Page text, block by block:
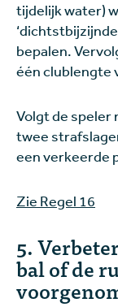
tijdelijk water)
bepalen.
één clublengte
Volgt de speler
twee
een verkeerde
Zie Regel 16
5.
bal of de